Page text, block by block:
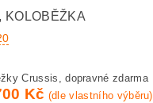
KOLOBĚŽKA
Crussis, dopravné zdarma
Kč (dle vlastního výběru)